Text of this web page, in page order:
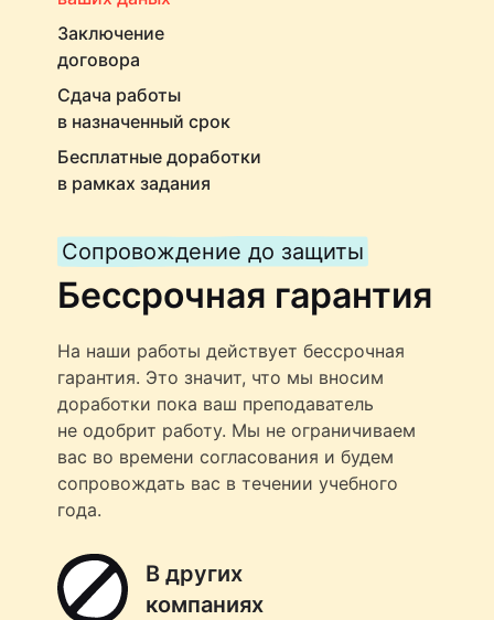
Заключение
договора
Сдача работы
в назначенный срок
Бесплатные доработки
в рамках задания
Сопровождение до защиты
Бессрочная гарантия
На наши работы действует бессрочная
гарантия. Это значит, что мы вносим
доработки пока ваш преподаватель
не одобрит работу. Мы не ограничиваем
вас во времени согласования и будем
сопровождать вас в течении учебного
года.
В других
компаниях